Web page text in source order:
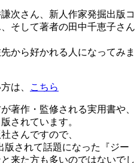
次さん、新人作家発掘出版コ
そして著者の田中千恵子さん
から好かれる人になってみま
は、 こちら
著作・監修される実用書や、
されています。
さんですので、
版されて話題になった『ジー
来た方も多いのではないでし